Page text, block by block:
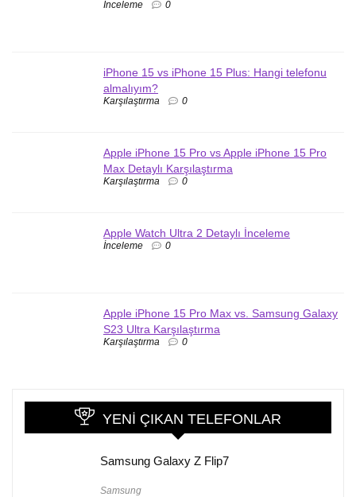
İnceleme 0
iPhone 15 vs iPhone 15 Plus: Hangi telefonu
almalıyım?
Karşılaştırma 0
Apple iPhone 15 Pro vs Apple iPhone 15 Pro
Max Detaylı Karşılaştırma
Karşılaştırma 0
Apple Watch Ultra 2 Detaylı İnceleme
İnceleme 0
Apple iPhone 15 Pro Max vs. Samsung Galaxy
S23 Ultra Karşılaştırma
Karşılaştırma 0
YENI ÇIKAN TELEFONLAR
Samsung Galaxy Z Flip7
Samsung